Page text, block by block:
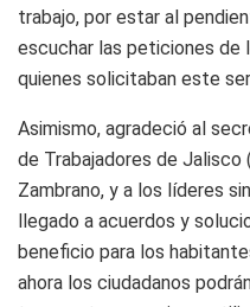
trabajo, por estar al
escuchar las peticiones de
quienes solicitaban este
Asimismo, agradeció al
de Trabajadores de Jalisco
Zambrano, y a los líderes
llegado a acuerdos y
beneficio para los
ahora los ciudadanos